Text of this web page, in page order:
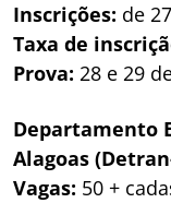
Inscrições: de
Taxa de
Prova: 28 e 29
Departamento
Alagoas
Vagas: 50 +